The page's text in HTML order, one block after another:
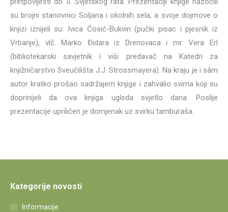
su brojni stanovnici Soljana i okolnih sela, a svoje dojmove o
knjizi iznijeli su: Ivica Ćosić-Bukvin (pučki pisac i pjesnik iz
Vrbanje), vlč. Marko Đidara iz Drenovaca i mr. Vera Erl
(bibliotekarski savjetnik i viši predavač na Katedri za
knjižničarstvo Sveučilišta J.J. Strossmayera). Na kraju je i sâm
autor kratko prošao sadržajem knjige i zahvalio svima koji su
doprinijeli da ova knjiga ugleda svjetlo dana. Poslije
prezentacije upriličen je domjenak uz svirku tamburaša.
Kategorije novosti
Informacije